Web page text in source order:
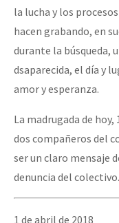
la lucha y los
hacen grabando, en
durante la búsqueda,
dsaparecida, el día y
amor y esperanza.
La madrugada de
dos compañeros del
ser un claro mensaje
denuncia del colectivo.
1 de abril de 2018